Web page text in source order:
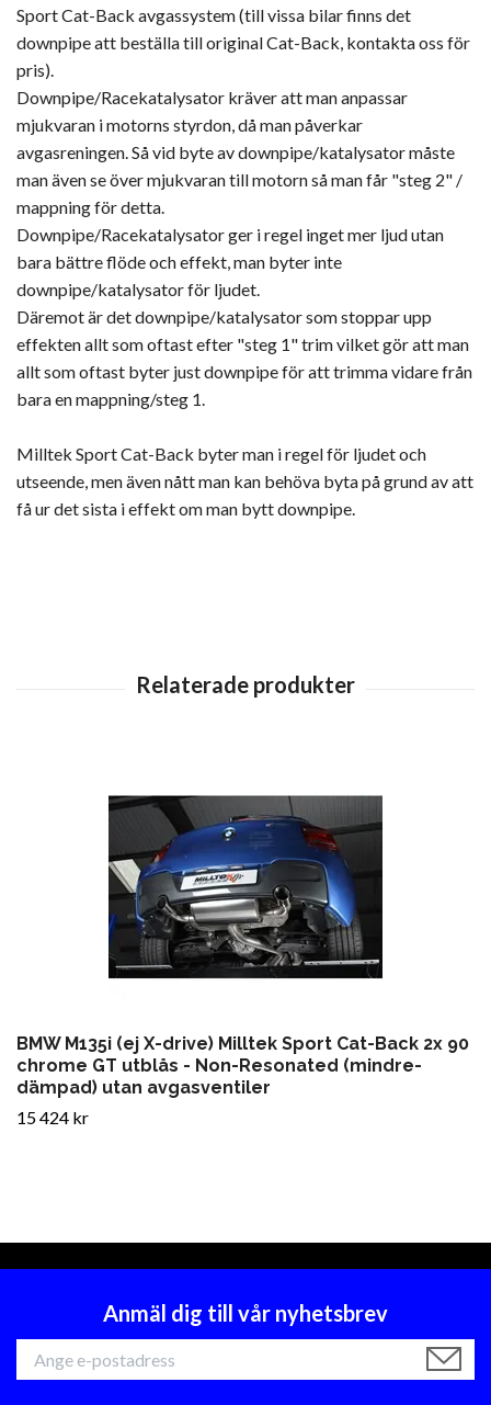
Sport Cat-Back avgassystem (till vissa bilar finns det
downpipe att beställa till original Cat-Back, kontakta oss för
pris).
Downpipe/Racekatalysator kräver att man anpassar
mjukvaran i motorns styrdon, då man påverkar
avgasreningen. Så vid byte av downpipe/katalysator måste
man även se över mjukvaran till motorn så man får "steg 2" /
mappning för detta.
Downpipe/Racekatalysator ger i regel inget mer ljud utan
bara bättre flöde och effekt, man byter inte
downpipe/katalysator för ljudet.
Däremot är det downpipe/katalysator som stoppar upp
effekten allt som oftast efter "steg 1" trim vilket gör att man
allt som oftast byter just downpipe för att trimma vidare från
bara en mappning/steg 1.
Milltek Sport Cat-Back byter man i regel för ljudet och
utseende, men även nått man kan behöva byta på grund av att
få ur det sista i effekt om man bytt downpipe.
BMW M135i (ej X-drive) Milltek Sport Cat-Back 2x 90
chrome GT utblås - Non-Resonated (mindre-
dämpad) utan avgasventiler
15 424 kr
Anmäl dig till vår nyhetsbrev